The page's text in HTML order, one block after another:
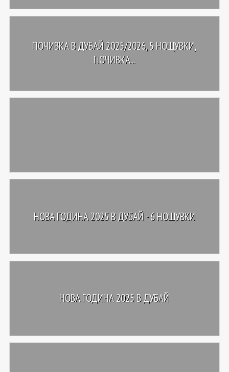
ПОЧИВКА В ДУБАЙ 2025/2026, 5 НОЩУВКИ,
ПОЧИВКА...
НОВА ГОДИНА 2025 В ДУБАЙ - 6 НОЩУВКИ
НОВА ГОДИНА 2025 В ДУБАЙ